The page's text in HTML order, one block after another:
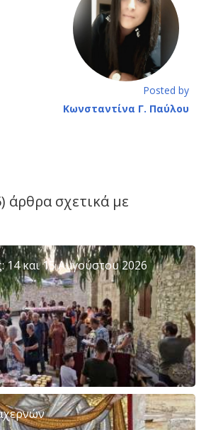
Posted by
Κωνσταντίνα Γ. Παύλου
άρθρα σχετικά με
14 και 15 Αυγούστου 2026